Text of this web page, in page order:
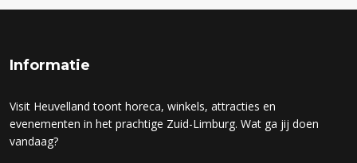
Informatie
Visit Heuvelland toont horeca, winkels, attracties en
evenementen in het prachtige Zuid-Limburg. Wat ga jij doen
vandaag?